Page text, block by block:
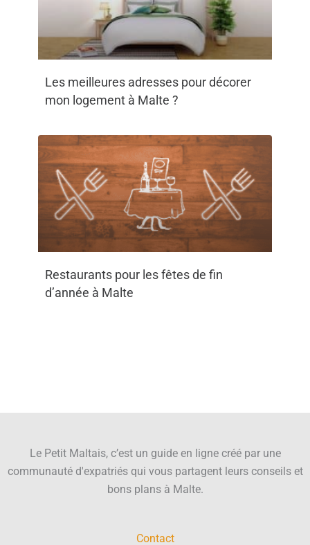
Les meilleures adresses pour décorer
mon logement à Malte ?
Restaurants pour les fêtes de fin
d’année à Malte
Le Petit Maltais, c’est un guide en ligne créé par une
communauté d'expatriés qui vous partagent leurs conseils et
bons plans à Malte.
Contact